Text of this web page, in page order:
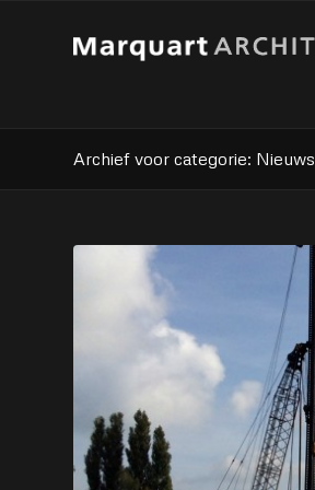
Archief voor categorie: Nieuws